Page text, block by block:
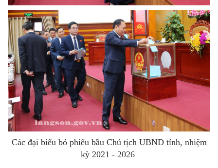
Các đại biểu bỏ phiếu bầu Chủ tịch UBND tỉnh, nhiệm
kỳ 2021 - 2026